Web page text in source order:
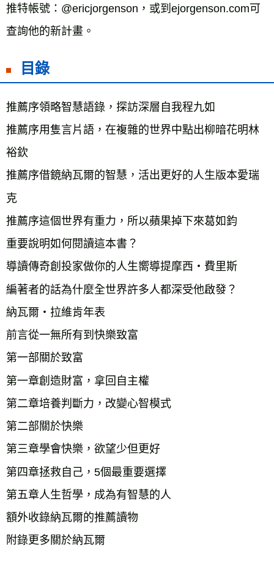
推特帳號：@ericjorgenson，或到ejorgenson.com可
查詢他的新計畫。
目錄
推薦序領略智慧語錄，探訪深層自我程九如
推薦序用隻言片語，在複雜的世界中點出柳暗花明林
裕欽
推薦序借鏡納瓦爾的智慧，活出更好的人生版本愛瑞
克
推薦序這個世界有重力，所以蘋果掉下來葛如鈞
重要說明如何閱讀這本書？
導讀傳奇創投家做你的人生嚮導提摩西‧費里斯
編著者的話為什麼全世界許多人都深受他啟發？
納瓦爾‧拉維肯年表
前言從一無所有到快樂致富
第一部關於致富
第一章創造財富，拿回自主權
第二章培養判斷力，改變心智模式
第二部關於快樂
第三章學會快樂，欲望少但更好
第四章拯救自己，5個最重要選擇
第五章人生哲學，成為有智慧的人
額外收錄納瓦爾的推薦讀物